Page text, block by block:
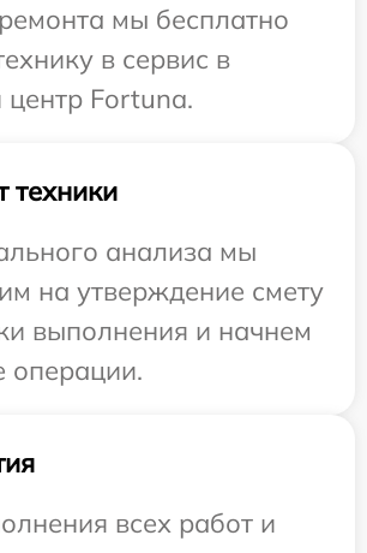
мы бесплатно
в сервис в
центр Fortuna.
техники
анализа мы
на утверждение смету
выполнения и начнем
операции.
всех работ и